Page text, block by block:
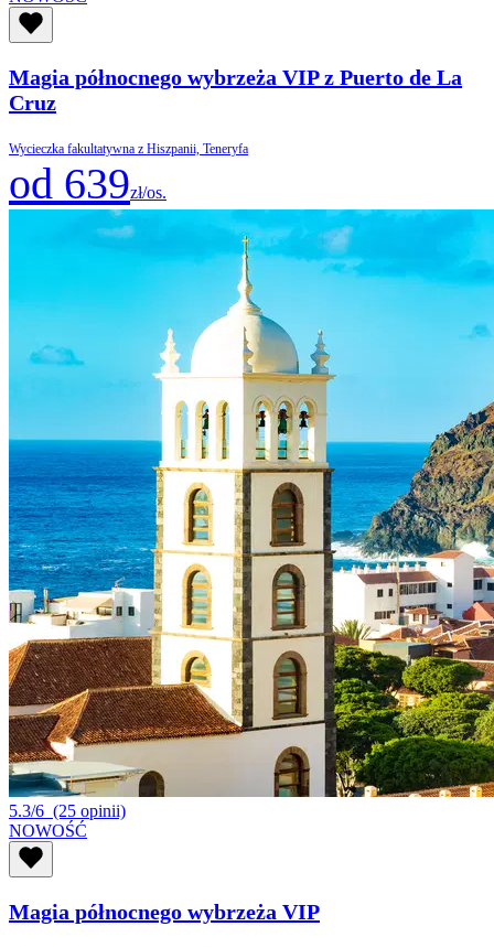
Magia północnego wybrzeża VIP z Puerto de La
Cruz
Wycieczka fakultatywna z Hiszpanii, Teneryfa
od 639zł/os.
5.3/6 (25 opinii)
NOWOŚĆ
Magia północnego wybrzeża VIP